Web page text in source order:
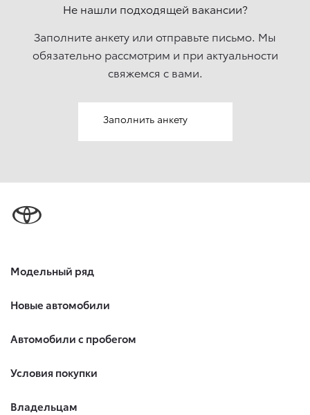
Не нашли подходящей вакансии?
Заполните анкету или отправьте письмо. Мы
обязательно рассмотрим и при актуальности
свяжемcя с вами.
Заполнить анкету
Модельный ряд
Новые автомобили
Автомобили с пробегом
Условия покупки
Владельцам